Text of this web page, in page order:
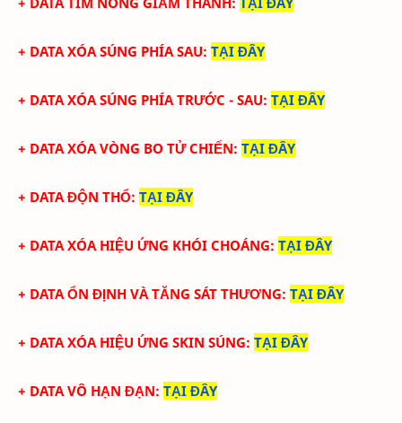
+ DATA XÓA SÚNG PHÍA SAU: TẠI ĐÂY
+ DATA XÓA SÚNG PHÍA TRƯỚC - SAU: TẠI ĐÂY
+ DATA XÓA VÒNG BO TỬ CHIẾN: TẠI ĐÂY
+ DATA ĐỘN THỔ: TẠI ĐÂY
+ DATA XÓA HIỆU ỨNG KHÓI CHOÁNG: TẠI ĐÂY
+ DATA ỔN ĐỊNH VÀ TĂNG SÁT THƯƠNG: TẠI ĐÂY
+ DATA XÓA HIỆU ỨNG SKIN SÚNG: TẠI ĐÂY
+ DATA VÔ HẠN ĐẠN: TẠI ĐÂY